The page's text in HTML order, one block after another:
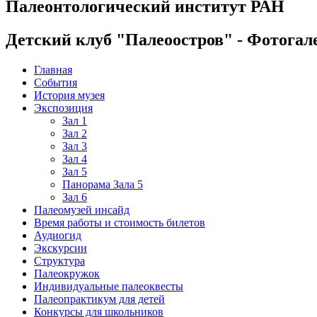
Палеонтологический институт РАН
Детский клуб "Палеоостров" -
Главная
События
История музея
Экспозиция
Зал 1
Зал 2
Зал 3
Зал 4
Зал 5
Панорама Зала 5
Зал 6
Палеомузей инсайд
Время работы и стоимость билетов
Аудиогид
Экскурсии
Структура
Палеокружок
Индивидуальные палеоквесты
Палеопрактикум для детей
Конкурсы для школьников